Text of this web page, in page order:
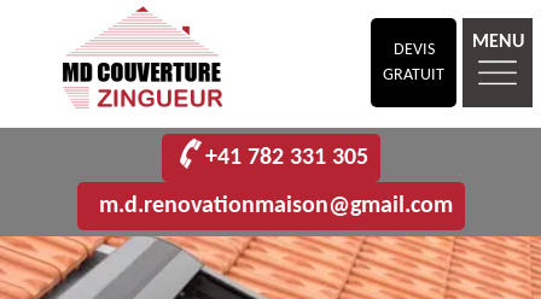
DEVIS
GRATUIT
MENU
+41 782 331 305
m.d.renovationmaison@gmail.com